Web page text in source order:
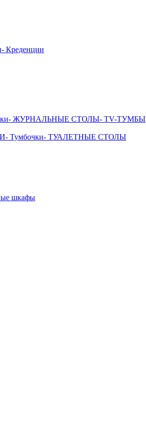
- Креденции
- ЖУРНАЛЬНЫЕ СТОЛЫ- TV-ТУМБЫ
- Тумбочки- ТУАЛЕТНЫЕ СТОЛЫ
шкафы